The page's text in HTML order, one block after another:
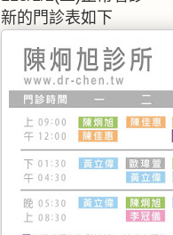
新的門診表如下